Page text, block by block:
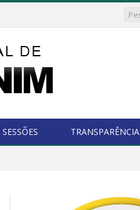
SESSÕES TRANSPARÊNCIA